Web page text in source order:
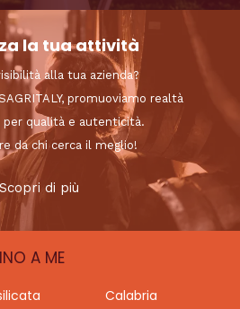
la tua attività
alla tua azienda?
promuoviamo realtà
qualità e autenticità.
da chi cerca il meglio!
Scopri di più
A ME
Calabria